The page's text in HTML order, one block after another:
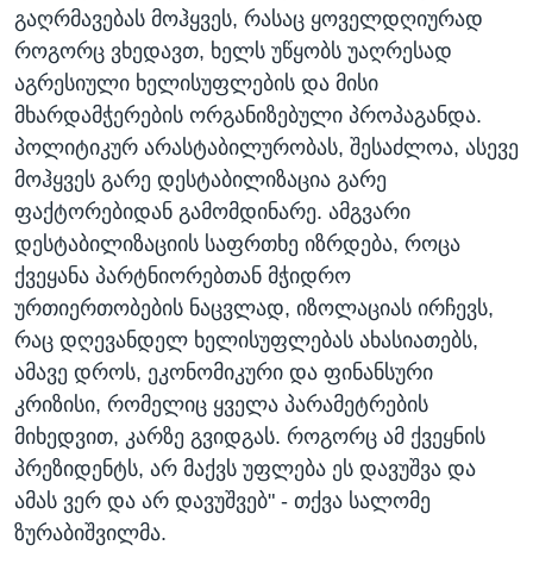
გაღრმავებას მოჰყვეს, რასაც ყოველდღიურად
როგორც ვხედავთ, ხელს უწყობს უაღრესად
აგრესიული ხელისუფლების და მისი
მხარდამჭერების ორგანიზებული პროპაგანდა.
პოლიტიკურ არასტაბილურობას, შესაძლოა, ასევე
მოჰყვეს გარე დესტაბილიზაცია გარე
ფაქტორებიდან გამომდინარე. ამგვარი
დესტაბილიზაციის საფრთხე იზრდება, როცა
ქვეყანა პარტნიორებთან მჭიდრო
ურთიერთობების ნაცვლად, იზოლაციას ირჩევს,
რაც დღევანდელ ხელისუფლებას ახასიათებს,
ამავე დროს, ეკონომიკური და ფინანსური
კრიზისი, რომელიც ყველა პარამეტრების
მიხედვით, კარზე გვიდგას. როგორც ამ ქვეყნის
პრეზიდენტს, არ მაქვს უფლება ეს დავუშვა და
ამას ვერ და არ დავუშვებ" - თქვა სალომე
ზურაბიშვილმა.